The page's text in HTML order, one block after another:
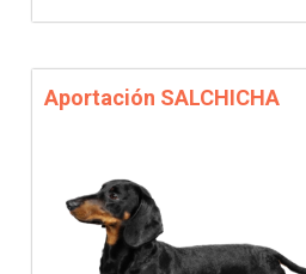
Aportación SALCHICHA